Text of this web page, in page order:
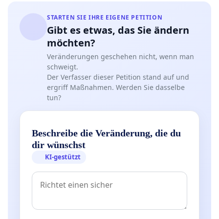
STARTEN SIE IHRE EIGENE PETITION
Gibt es etwas, das Sie ändern
möchten?
Veränderungen geschehen nicht, wenn man
schweigt.
Der Verfasser dieser Petition stand auf und
ergriff Maßnahmen. Werden Sie dasselbe
tun?
Beschreibe die Veränderung, die du
dir wünschst
KI-gestützt